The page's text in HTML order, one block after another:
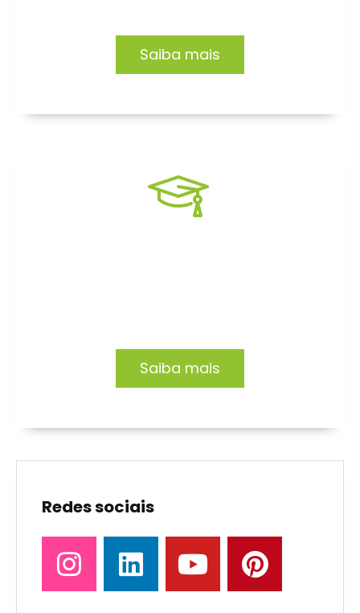
Saiba mais
Saiba mais
Redes sociais